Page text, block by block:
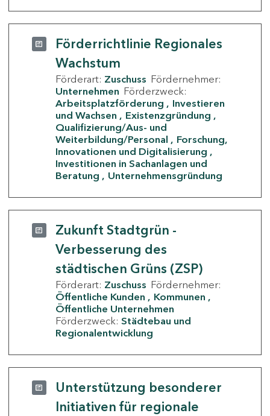
Förderrichtlinie Regionales
Wachstum
Förderart: Zuschuss Fördernehmer:
Unternehmen Förderzweck:
Arbeitsplatzförderung
Investieren
und Wachsen
Existenzgründung
Qualifizierung/Aus- und
Weiterbildung/Personal
Forschung,
Innovationen und Digitalisierung
Investitionen in Sachanlagen und
Beratung
Unternehmensgründung
Zukunft Stadtgrün -
Verbesserung des
städtischen Grüns (ZSP)
Förderart: Zuschuss Fördernehmer:
Öffentliche Kunden
Kommunen
Öffentliche Unternehmen
Förderzweck: Städtebau und
Regionalentwicklung
Unterstützung besonderer
Initiativen für regionale